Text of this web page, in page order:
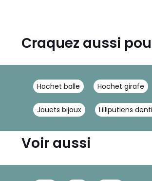
Craquez aussi
Hochet balle Hochet girafe
Jouets bijoux Lilliputiens
Voir aussi